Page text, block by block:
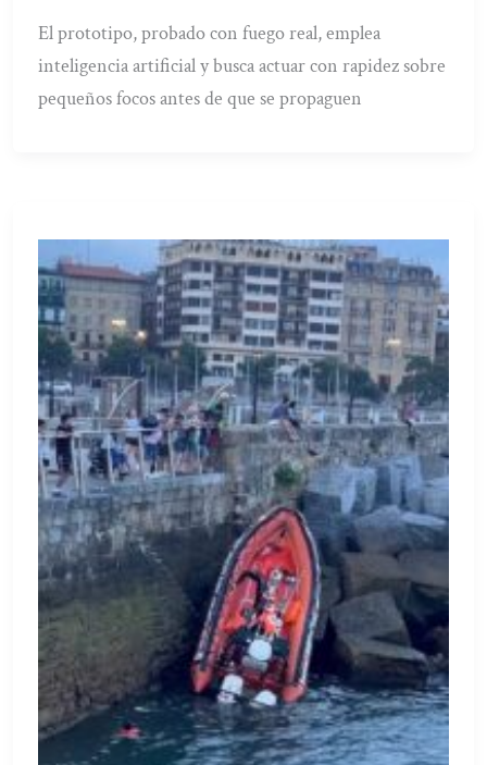
El prototipo, probado con fuego real, emplea
inteligencia artificial y busca actuar con rapidez sobre
pequeños focos antes de que se propaguen